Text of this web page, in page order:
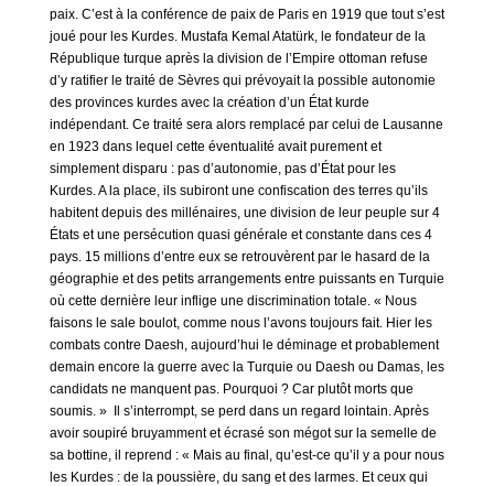
paix. C’est à la conférence de paix de Paris en 1919 que tout s’est
joué pour les Kurdes. Mustafa Kemal Atatürk, le fondateur de la
République turque après la division de l’Empire ottoman refuse
d’y ratifier le traité de Sèvres qui prévoyait la possible autonomie
des provinces kurdes avec la création d’un État kurde
indépendant. Ce traité sera alors remplacé par celui de Lausanne
en 1923 dans lequel cette éventualité avait purement et
simplement disparu : pas d’autonomie, pas d’État pour les
Kurdes. A la place, ils subiront une confiscation des terres qu’ils
habitent depuis des millénaires, une division de leur peuple sur 4
États et une persécution quasi générale et constante dans ces 4
pays. 15 millions d’entre eux se retrouvèrent par le hasard de la
géographie et des petits arrangements entre puissants en Turquie
où cette dernière leur inflige une discrimination totale. « Nous
faisons le sale boulot, comme nous l’avons toujours fait. Hier les
combats contre Daesh, aujourd’hui le déminage et probablement
demain encore la guerre avec la Turquie ou Daesh ou Damas, les
candidats ne manquent pas. Pourquoi ? Car plutôt morts que
soumis. » Il s’interrompt, se perd dans un regard lointain. Après
avoir soupiré bruyamment et écrasé son mégot sur la semelle de
sa bottine, il reprend : « Mais au final, qu’est-ce qu’il y a pour nous
les Kurdes : de la poussière, du sang et des larmes. Et ceux qui